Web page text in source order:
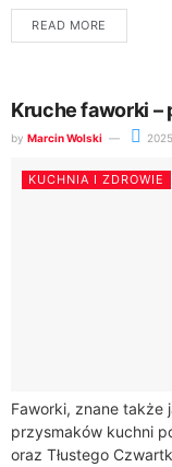
oferuje wyjątkowy
READ MORE
Kruche faworki
by Marcin Wolski
KUCHNIA I ZDROWIE
Faworki, znane także
przysmaków kuchni
oraz Tłustego